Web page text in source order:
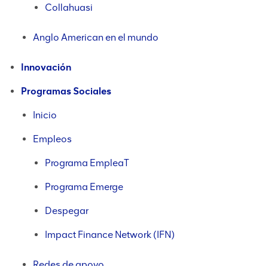
Collahuasi
Anglo American en el mundo
Innovación
Programas Sociales
Inicio
Empleos
Programa EmpleaT
Programa Emerge
Despegar
Impact Finance Network (IFN)